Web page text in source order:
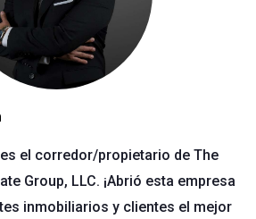
experto: Considerar hablar con un
puede ahorrarte tiempo y problemas.
AHORA POR WHATSAPP
cambiar su broker después de varios
los costos ocultos. Antes de
su contrato y encontró varias
el corredor/propietario de The
Group, LLC. ¡Abrió esta empresa
inmobiliarios y clientes el mejor